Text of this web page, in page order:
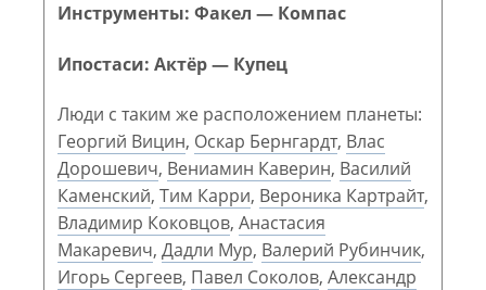
Инструменты: Факел — Компас
Ипостаси: Актёр — Купец
Люди с таким же расположением планеты:
Георгий Вицин, Оскар Бернгардт, Влас
Дорошевич, Вениамин Каверин, Василий
Каменский, Тим Карри, Вероника Картрайт,
Владимир Коковцов, Анастасия
Макаревич, Дадли Мур, Валерий Рубинчик,
Игорь Сергеев, Павел Соколов, Александр